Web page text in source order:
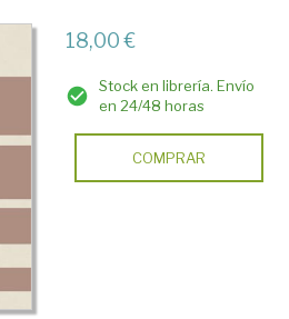
18,00 €
Stock en librería. Envío
en 24/48 horas
COMPRAR